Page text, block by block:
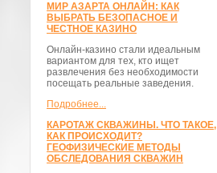
МИР АЗАРТА ОНЛАЙН: КАК
ВЫБРАТЬ БЕЗОПАСНОЕ И
ЧЕСТНОЕ КАЗИНО
Онлайн-казино стали идеальным
вариантом для тех, кто ищет
развлечения без необходимости
посещать реальные заведения.
Подробнее...
КАРОТАЖ СКВАЖИНЫ. ЧТО ТАКОЕ,
КАК ПРОИСХОДИТ?
ГЕОФИЗИЧЕСКИЕ МЕТОДЫ
ОБСЛЕДОВАНИЯ СКВАЖИН